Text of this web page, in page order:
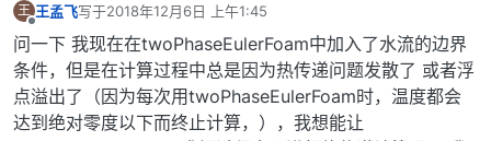
王 王孟飞写于2018年12月6日 上午1:45
最后由 编辑
问一下 我现在在twoPhaseEulerFoam中加入了水流的边界
条件，但是在计算过程中总是因为热传递问题发散了 或者浮
点溢出了（因为每次用twoPhaseEulerFoam时，温度都会
达到绝对零度以下而终止计算，），我想能让